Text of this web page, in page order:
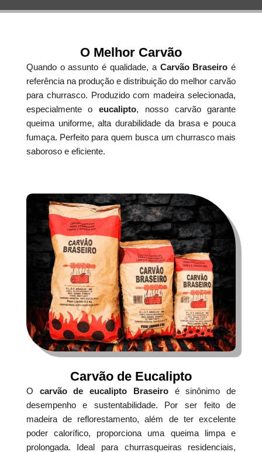
O Melhor Carvão
Quando o assunto é qualidade, a Carvão Braseiro é
referência na produção e distribuição do melhor carvão
para churrasco. Produzido com madeira selecionada,
especialmente oeucalipto, nosso carvão garante
queima uniforme, alta durabilidade da brasa e pouca
fumaça. Perfeito para quem busca um churrasco mais
saboroso e eficiente.
Carvão de Eucalipto
O carvão de eucalipto Braseiroé sinônimo de
desempenho e sustentabilidade. Por ser feito de
madeira de reflorestamento, além de ter excelente
poder calorífico, proporciona uma queima limpa e
prolongada. Ideal para churrasqueiras residenciais,